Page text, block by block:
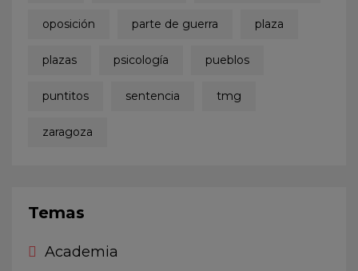
oposición parte de guerra plaza
plazas psicología pueblos
puntitos sentencia tmg
zaragoza
Temas
Academia